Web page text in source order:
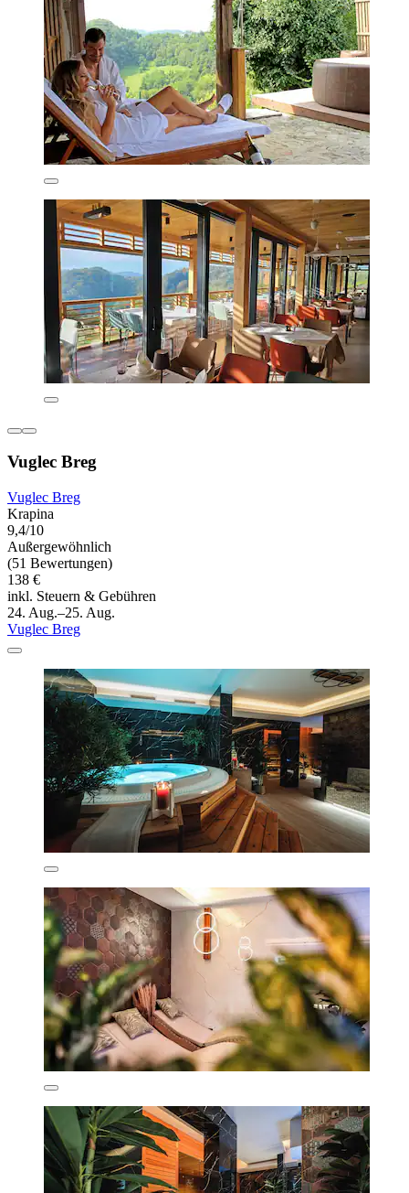
Vuglec Breg
Vuglec Breg
Krapina
9,4/10
Außergewöhnlich
(51 Bewertungen)
138 €
inkl. Steuern & Gebühren
24. Aug.–25. Aug.
Vuglec Breg